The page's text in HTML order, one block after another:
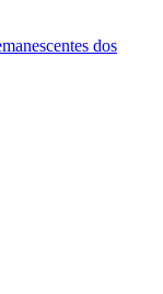
dos